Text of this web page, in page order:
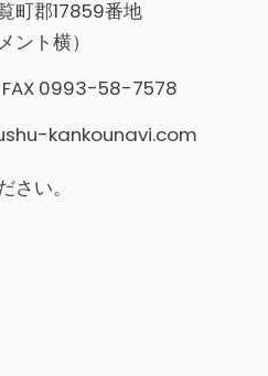
町郡17859番地
ント横）
0993-58-7578
kankounavi.com
さい。